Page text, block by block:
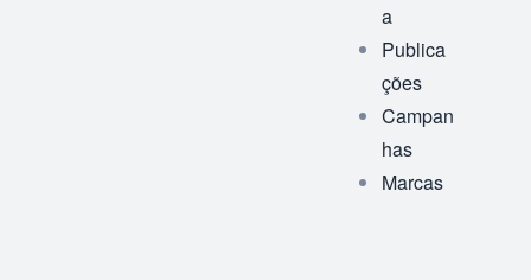
a
Publica
ções
Campan
has
Marcas